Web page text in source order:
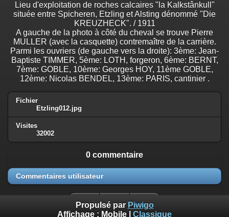
Lieu d'exploitation de roches calcaires "la Kalkstânkull"
située entre Spicheren, Etzling et Alsting dénommé "Die
KREUZHECK". / 1911
A gauche de la photo à côté du cheval se trouve Pierre
MULLER (avec la casquette) contremaître de la carrière.
Parmi les ouvriers (de gauche vers la droite): 3ème: Jean-
Baptiste TIMMER, 5ème: LOTH, forgeron, 6ème: BERNT,
7ème: GOBLE, 10ème: Georges HOY, 11ème GOBLE,
12ème: Nicolas BENDEL, 13ème: PARIS, cantinier .
Fichier
Etzling012.jpg
Visites
32002
0 commentaire
Commentaires utilisateur
Propulsé par Piwigo
Affichage : Mobile Classique